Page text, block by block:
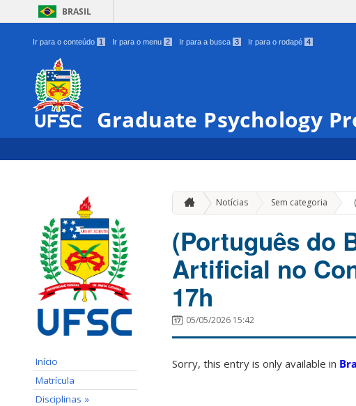
BRASIL
Ir para o conteúdo 1 Ir para o menu 2 Ir para a busca 3 Ir para o rodapé 4
Graduate Psychology
Início
Matrícula
Disciplinas »
Notícias Sem categoria »
(Português do
Artificial no
17h
05/05/2026 15:42
Sorry, this entry is only available in